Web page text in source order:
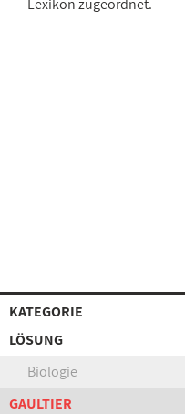
Lexikon zugeordnet.
KATEGORIE
LÖSUNG
Biologie
GAULTIER